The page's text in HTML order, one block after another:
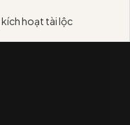
hoạt tài lộc